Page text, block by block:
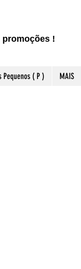
!
Pequenos ( P ) MAIS